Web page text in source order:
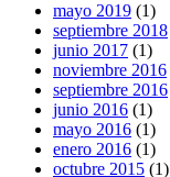
mayo 2019 (1)
septiembre 2018
junio 2017 (1)
noviembre 2016
septiembre 2016
junio 2016 (1)
mayo 2016 (1)
enero 2016 (1)
octubre 2015 (1)